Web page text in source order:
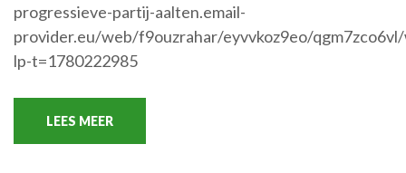
progressieve-partij-aalten.email-
provider.eu/web/f9ouzrahar/eyvvkoz9eo/qgm7zco6vl/
lp-t=1780222985
LEES MEER